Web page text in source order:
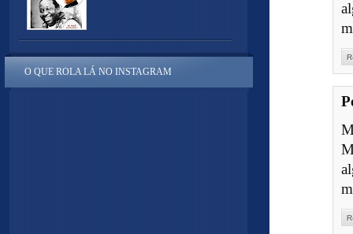
O QUE ROLA LÁ NO INSTAGRAM